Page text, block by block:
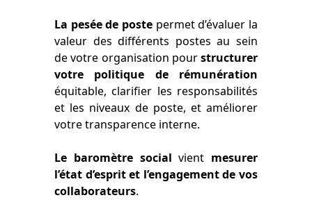
La pesée de poste permet d’évaluer la
valeur des différents postes au sein
de votre organisation pourstructurer
votre politique de rémunération
équitable, clarifier les responsabilités
et les niveaux de poste, et améliorer
votre transparence interne.
Le baromètre socialvient mesurer
l’état d’esprit et l’engagement de vos
collaborateurs.